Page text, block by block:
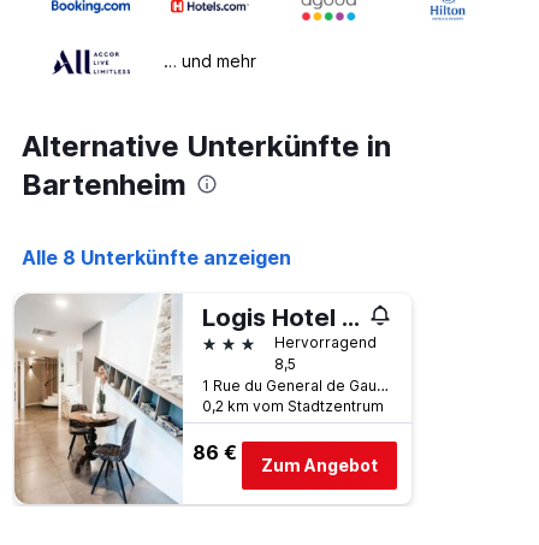
… und mehr
Alternative Unterkünfte in
Bartenheim
Alle 8 Unterkünfte anzeigen
Logis Hotel Au Lion Rouge
3 SterneHervorragend
8,5
1 Rue du General de Gaulle, Bartenheim, Haut-Rhin, Frankreich
0,2 km vom Stadtzentrum
86 €
Zum Angebot